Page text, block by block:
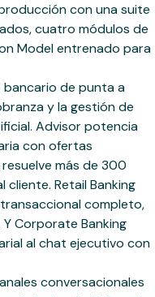
con una suite
cuatro módulos de
Model entrenado para
de punta a
y la gestión de
Advisor potencia
con ofertas
más de 300
Retail Banking
completo,
Corporate Banking
al chat ejecutivo con
conversacionales